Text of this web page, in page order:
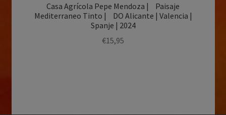
Casa Agrícola Pepe Mendoza | Paisaje
Mediterraneo Tinto | DO Alicante | Valencia |
Spanje | 2024
€15,95